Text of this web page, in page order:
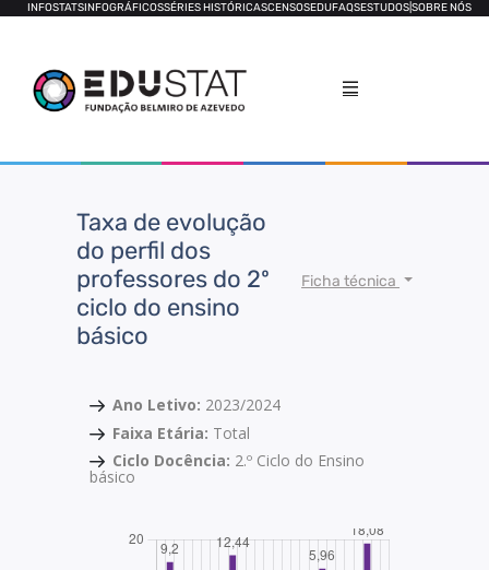
INFOSTATSINFOGRÁFICOSSÉRIES HISTÓRICASCENSOSEDUFAQSESTUDOSSOBRE NÓS
Taxa de evolução
do perfil dos
professores do 2º
ciclo do ensino
básico
Ficha técnica
Ano Letivo: 2023/2024
Faixa Etária: Total
Ciclo Docência: 2.º Ciclo do Ensino
básico